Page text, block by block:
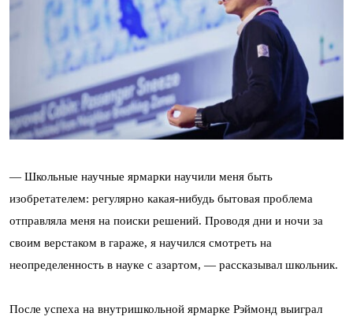
— Школьные научные ярмарки научили меня быть
изобретателем: регулярно какая-нибудь бытовая проблема
отправляла меня на поиски решений. Проводя дни и ночи за
своим верстаком в гараже, я научился смотреть на
неопределенность в науке с азартом, — рассказывал школьник.
После успеха на внутришкольной ярмарке Рэймонд выиграл